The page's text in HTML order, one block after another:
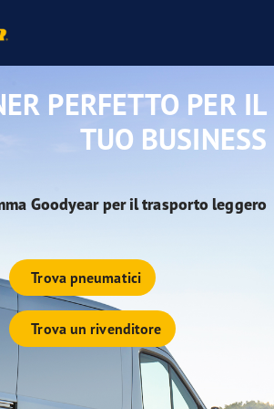
PERFETTO PER IL
TUO BUSINESS
Goodyear per il trasporto leggero
Trova pneumatici
Trova un rivenditore